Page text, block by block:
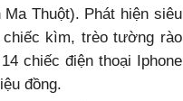
Thuột). Phát hiện siêu
kìm, trèo tường rào
chiếc điện thoại Iphone
đồng.